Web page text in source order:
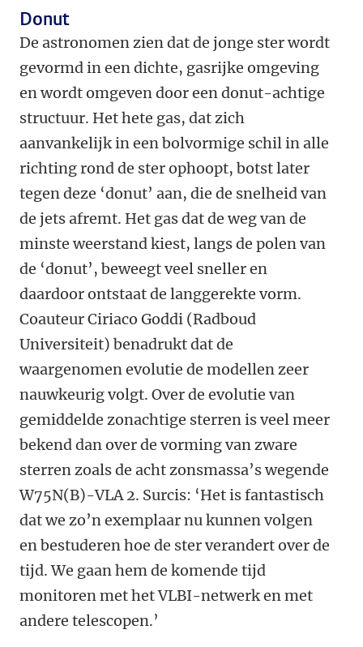
Donut
De astronomen zien dat de jonge ster wordt
gevormd in een dichte, gasrijke omgeving
en wordt omgeven door een donut-achtige
structuur. Het hete gas, dat zich
aanvankelijk in een bolvormige schil in alle
richting rond de ster ophoopt, botst later
tegen deze ‘donut’ aan, die de snelheid van
de jets afremt. Het gas dat de weg van de
minste weerstand kiest, langs de polen van
de ‘donut’, beweegt veel sneller en
daardoor ontstaat de langgerekte vorm.
Coauteur Ciriaco Goddi (Radboud
Universiteit) benadrukt dat de
waargenomen evolutie de modellen zeer
nauwkeurig volgt. Over de evolutie van
gemiddelde zonachtige sterren is veel meer
bekend dan over de vorming van zware
sterren zoals de acht zonsmassa’s wegende
W75N(B)-VLA 2. Surcis: ‘Het is fantastisch
dat we zo’n exemplaar nu kunnen volgen
en bestuderen hoe de ster verandert over de
tijd. We gaan hem de komende tijd
monitoren met het VLBI-netwerk en met
andere telescopen.’